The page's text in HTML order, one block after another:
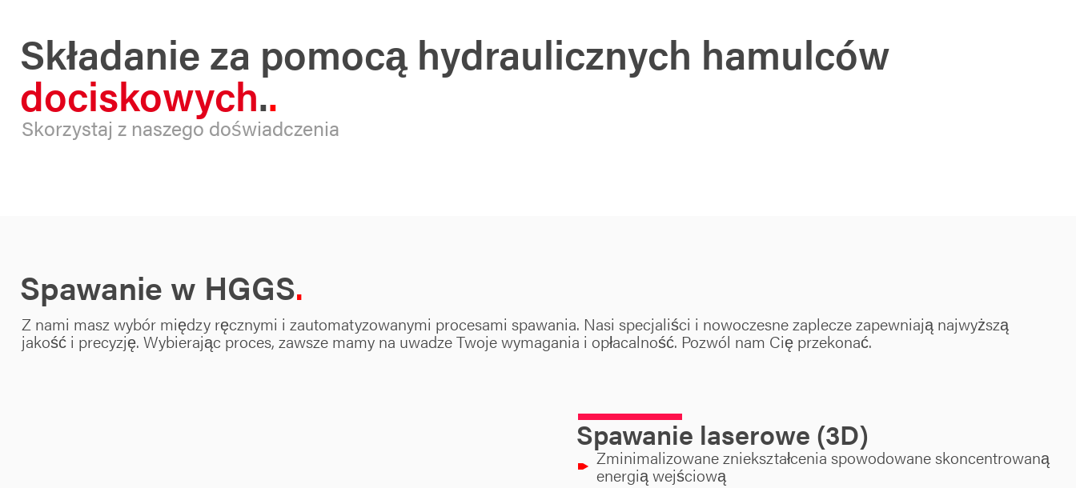
Składanie za pomocą hydraulicznych hamulców
dociskowych.
Skorzystaj z naszego doświadczenia
Spawanie w HGGS
Z nami masz wybór między ręcznymi i zautomatyzowanymi procesami spawania. Nasi specjaliści i nowoczesne zaplecze zapewniają najwyższą
jakość i precyzję. Wybierając proces, zawsze mamy na uwadze Twoje wymagania i opłacalność. Pozwól nam Cię przekonać.
Spawanie laserowe (3D)
Zminimalizowane zniekształcenia spowodowane skoncentrowaną
energią wejściową